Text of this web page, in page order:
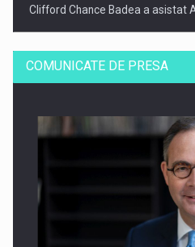
Clifford Chance Badea a asistat
SAPTE PERSONALITATI DIN
COMUNICATE DE PRESA